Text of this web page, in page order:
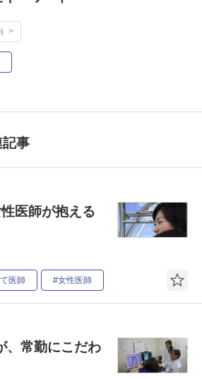
記事
医師が抱える
医師 #女性医師
、常勤にこだわ